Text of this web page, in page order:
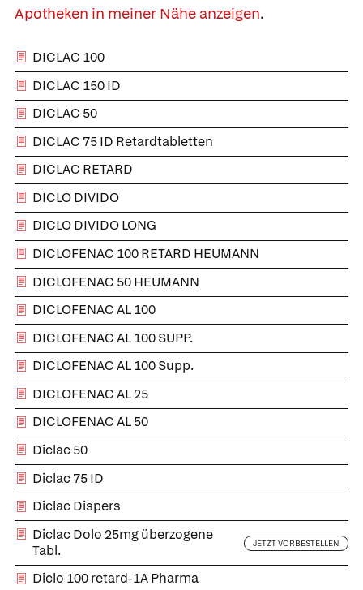
Apotheken in meiner Nähe anzeigen.
DICLAC 100
DICLAC 150 ID
DICLAC 50
DICLAC 75 ID Retardtabletten
DICLAC RETARD
DICLO DIVIDO
DICLO DIVIDO LONG
DICLOFENAC 100 RETARD HEUMANN
DICLOFENAC 50 HEUMANN
DICLOFENAC AL 100
DICLOFENAC AL 100 SUPP.
DICLOFENAC AL 100 Supp.
DICLOFENAC AL 25
DICLOFENAC AL 50
Diclac 50
Diclac 75 ID
Diclac Dispers
Diclac Dolo 25mg überzogene
Tabl.
JETZT VORBESTELLEN
Diclo 100 retard-1A Pharma